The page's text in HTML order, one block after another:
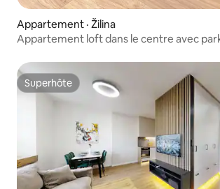
Appartement · Žilina
Appartement loft dans le centre avec
Superhôte
Superhôte